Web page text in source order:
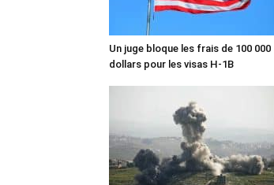
Un juge bloque les frais de 100 000
dollars pour les visas H-1B